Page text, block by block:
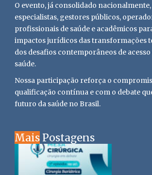
O evento, já consolidado
especialistas, gestores públicos,
profissionais de saúde e acadêmicos
impactos jurídicos das transformações
dos desafios contemporâneos de
saúde.
Nossa participação reforça o
qualificação contínua e com o debate
futuro da saúde no Brasil.
Mais Postagens